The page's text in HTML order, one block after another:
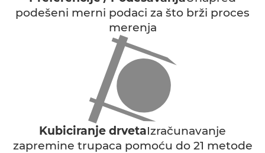
podešeni merni podaci za što brži proces
merenja
Kubiciranje drvetaIzračunavanje
zapremine trupaca pomoću do 21 metode